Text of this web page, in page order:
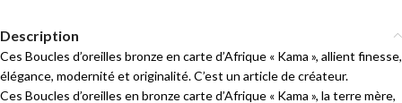
Description
Ces Boucles d’oreilles bronze en carte d’Afrique « Kama », allient finesse,
élégance, modernité et originalité. C’est un article de créateur.
Ces Boucles d’oreilles en bronze carte d’Afrique « Kama », la terre mère,